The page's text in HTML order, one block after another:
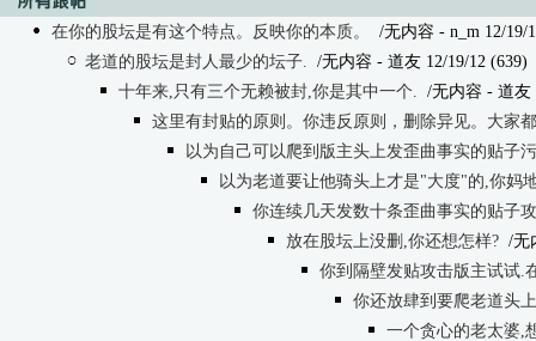
在你的股坛是有这个特点。反映你的本质。
/无内容 - n_m 12/19/
老道的股坛是封人最少的坛子. /无内容 - 道友 12/19/12 (639)
十年来,只有三个无赖被封,你是其中一个. /无内容 - 道友
这里有封贴的原则。你违反原则，删除异见。大家
以为自己可以爬到版主头上发歪曲事实的贴子
以为老道要让他骑头上才是"大度"的,你妈
你连续几天发数十条歪曲事实的贴子
放在股坛上没删,你还想怎样? /无
你到隔壁发贴攻击版主试试.在
你还放肆到要爬老道头
一个贪心的老太婆,